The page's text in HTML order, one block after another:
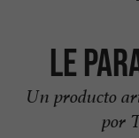
Le
Un producto
por